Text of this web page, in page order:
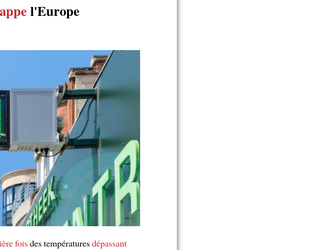
l'Europe
foisdes températuresdépassant